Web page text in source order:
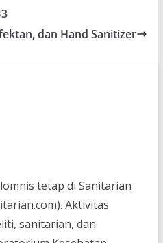
dan Hand Sanitizer
tetap di Sanitarian
Aktivitas
sanitarian, dan